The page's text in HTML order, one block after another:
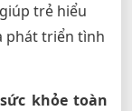
trẻ hiểu
phát triển tình
khỏe toàn